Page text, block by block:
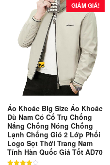
GIẢM GIÁ!
Áo Khoác Big Size Áo Khoác
Dù Nam Có Cổ Trụ Chống
Nắng Chống Nóng Chống
Lạnh Chống Gió 2 Lớp Phối
Logo Sọt Thời Trang Nam
Tính Hàn Quốc Giá Tốt AD70